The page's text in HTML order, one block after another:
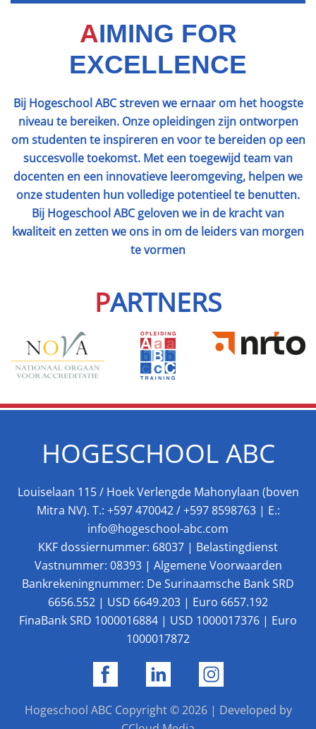
AIMING FOR
EXCELLENCE
Bij Hogeschool ABC streven we ernaar om het hoogste
niveau te bereiken. Onze opleidingen zijn ontworpen
om studenten te inspireren en voor te bereiden op een
succesvolle toekomst. Met een toegewijd team van
docenten en een innovatieve leeromgeving, helpen we
onze studenten hun volledige potentieel te benutten.
Bij Hogeschool ABC geloven we in de kracht van
kwaliteit en zetten we ons in om de leiders van morgen
te vormen
PARTNERS
HOGESCHOOL ABC
Louiselaan 115 / Hoek Verlengde Mahonylaan (boven
Mitra NV). T.: +597 470042/+597 8598763| E.:
info@hogeschool-abc.com
KKF dossiernummer: 68037 | Belastingdienst
Vastnummer: 08393 | Algemene Voorwaarden
Bankrekeningnummer: De Surinaamsche Bank SRD
6656.552 | USD 6649.203 | Euro 6657.192
FinaBank SRD 1000016884 | USD 1000017376 | Euro
1000017872
Hogeschool ABCCopyright © 2026 | Developed by